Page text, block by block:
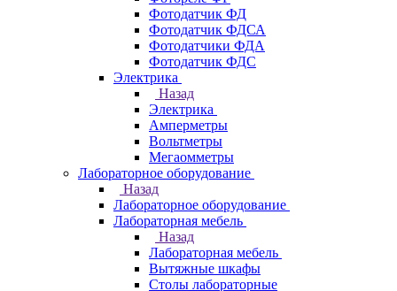
Фотодатчик ФД
Фотодатчик ФДСА
Фотодатчики ФДА
Фотодатчик ФДС
Электрика
Назад
Электрика
Амперметры
Вольтметры
Мегаомметры
Лабораторное оборудование
Назад
Лабораторное оборудование
Лабораторная мебель
Назад
Лабораторная мебель
Вытяжные шкафы
Столы лабораторные